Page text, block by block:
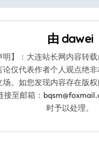
由 dawei
明】：大连站长网内容转
论仅代表作者个人观点绝
场。如您发现内容存在版
接至邮箱：
时予以处理。